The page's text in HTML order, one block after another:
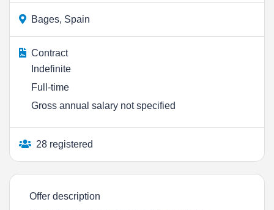
Bages, Spain
Contract
Indefinite
Full-time
Gross annual salary not specified
28 registered
Offer description